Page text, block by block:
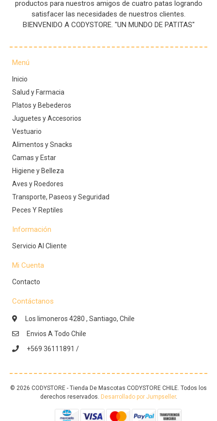
productos para nuestros amigos de cuatro patas logrando
satisfacer las necesidades de nuestros clientes.
BIENVENIDO A CODYSTORE. "UN MUNDO DE PATITAS"
Menú
Inicio
Salud y Farmacia
Platos y Bebederos
Juguetes y Accesorios
Vestuario
Alimentos y Snacks
Camas y Estar
Higiene y Belleza
Aves y Roedores
Transporte, Paseos y Seguridad
Peces Y Reptiles
Información
Servicio Al Cliente
Mi Cuenta
Contacto
Contáctanos
Los limoneros 4280 , Santiago, Chile
Envios A Todo Chile
+569 36111891 /
© 2026 CODYSTORE - Tienda De Mascotas CODYSTORE CHILE. Todos los
derechos reservados. Desarrollado por Jumpseller.